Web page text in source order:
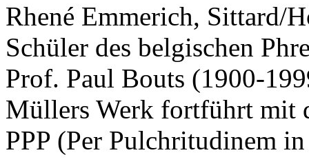
Rhené Emmerich, Sittard/
Schüler des belgischen
Prof. Paul Bouts (1900-
Müllers Werk fortführt mit
PPP (Per Pulchritudinem